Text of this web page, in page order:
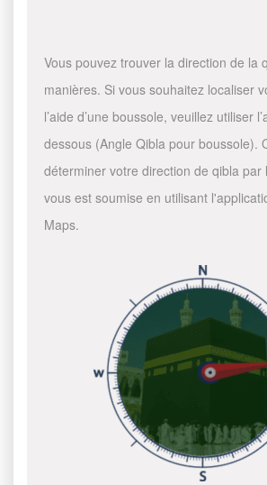
Vous pouvez trouver la direction de la
manières. Si vous souhaitez localiser
l’aide d’une boussole, veuillez utiliser
dessous (Angle Qibla pour boussole).
déterminer votre direction de qibla par
vous est soumise en utilisant
Maps.